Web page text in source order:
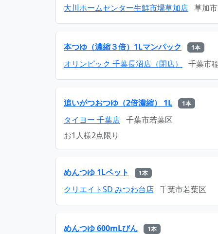
大川ホームセンター生鮮市場草加店 草加市
本つゆ（濃縮３倍）1Lマンパック 1本
オリンピック 千葉長沼店（閉店） 千葉市
追いがつおつゆ（2倍濃縮） 1L 1本
タイヨー 千葉店 千葉市若葉区
お1人様2点限り
めんつゆ 1Lペット 1本
クリエイトSD みつわ台店 千葉市若葉区
めんつゆ 600mLびん 1本